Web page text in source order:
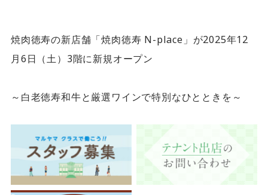
施設案内を見る
焼肉徳寿の新店舗「焼肉徳寿 N-place」が2025年12
月6日（土）3階に新規オープン
～白老徳寿和牛と厳選ワインで特別なひとときを～